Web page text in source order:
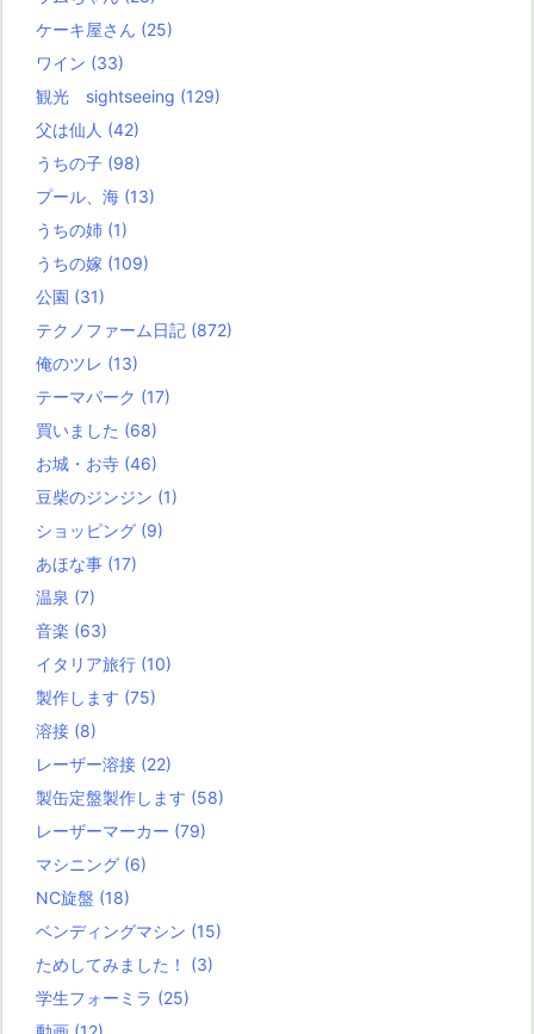
ケーキ屋さん (25)
ワイン (33)
観光 sightseeing (129)
父は仙人 (42)
うちの子 (98)
プール、海 (13)
うちの姉 (1)
うちの嫁 (109)
公園 (31)
テクノファーム日記 (872)
俺のツレ (13)
テーマパーク (17)
買いました (68)
お城・お寺 (46)
豆柴のジンジン (1)
ショッピング (9)
あほな事 (17)
温泉 (7)
音楽 (63)
イタリア旅行 (10)
製作します (75)
溶接 (8)
レーザー溶接 (22)
製缶定盤製作します (58)
レーザーマーカー (79)
マシニング (6)
NC旋盤 (18)
ベンディングマシン (15)
ためしてみました！ (3)
学生フォーミラ (25)